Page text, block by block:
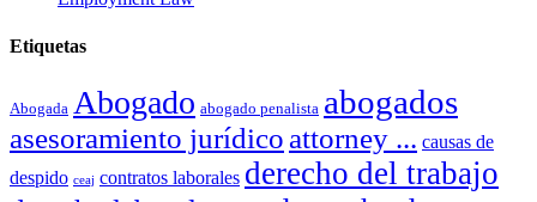
Etiquetas
Abogada Abogado abogado penalista abogados
asesoramiento jurídico attorney ... causas de
despido ceaj contratos laborales derecho del trabajo